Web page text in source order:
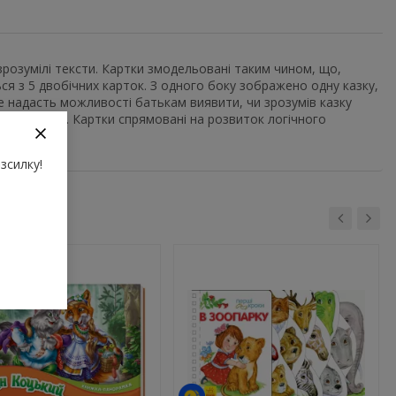
тексти. Картки змодельовані таким чином, що,
з 5 двобічних карток. З одного боку зображено одну казку,
надасть можливості батькам виявити, чи зрозумів казку
Картки спрямовані на розвиток логічного